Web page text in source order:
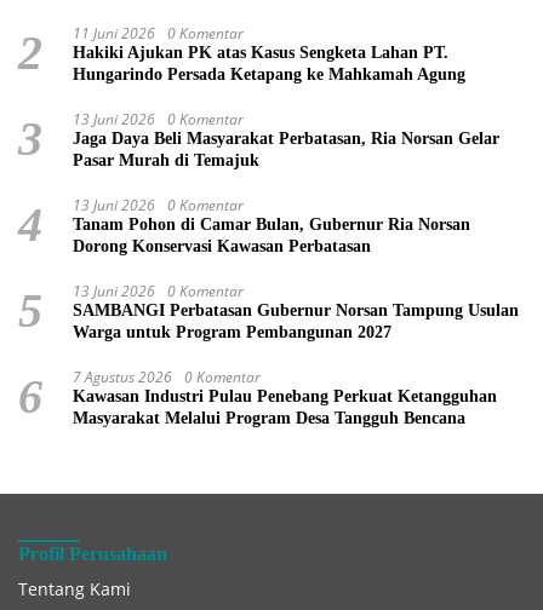
2 11 Juni 2026 0 Komentar
Hakiki Ajukan PK atas Kasus Sengketa Lahan PT.
Hungarindo Persada Ketapang ke Mahkamah Agung
3 13 Juni 2026 0 Komentar
Jaga Daya Beli Masyarakat Perbatasan, Ria Norsan Gelar
Pasar Murah di Temajuk
4 13 Juni 2026 0 Komentar
Tanam Pohon di Camar Bulan, Gubernur Ria Norsan
Dorong Konservasi Kawasan Perbatasan
5 13 Juni 2026 0 Komentar
SAMBANGI Perbatasan Gubernur Norsan Tampung Usulan
Warga untuk Program Pembangunan 2027
6 7 Agustus 2026 0 Komentar
Kawasan Industri Pulau Penebang Perkuat Ketangguhan
Masyarakat Melalui Program Desa Tangguh Bencana
Profil Perusahaan
Tentang Kami